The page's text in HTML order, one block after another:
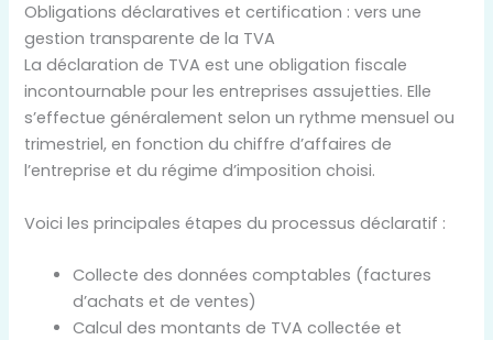
Obligations déclaratives et certification : vers une
gestion transparente de la TVA
La déclaration de TVA est une obligation fiscale
incontournable pour les entreprises assujetties. Elle
s’effectue généralement selon un rythme mensuel ou
trimestriel, en fonction du chiffre d’affaires de
l’entreprise et du régime d’imposition choisi.
Voici les principales étapes du processus déclaratif :
Collecte des données comptables (factures
d’achats et de ventes)
Calcul des montants de TVA collectée et